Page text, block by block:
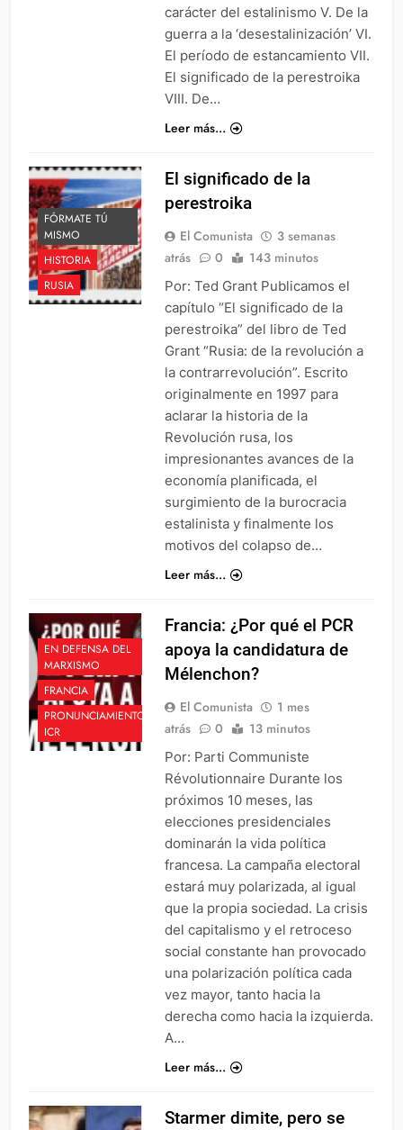
carácter del estalinismo V. De la
guerra a la ‘desestalinización’ VI.
El período de estancamiento VII.
El significado de la perestroika
VIII. De…
Leer más...
FÓRMATE TÚ
MISMO
HISTORIA
RUSIA
El significado de la
perestroika
El Comunista
3 semanas
atrás
0 143 minutos
Por: Ted Grant Publicamos el
capítulo “El significado de la
perestroika” del libro de Ted
Grant “Rusia: de la revolución a
la contrarrevolución”. Escrito
originalmente en 1997 para
aclarar la historia de la
Revolución rusa, los
impresionantes avances de la
economía planificada, el
surgimiento de la burocracia
estalinista y finalmente los
motivos del colapso de…
Leer más...
EN DEFENSA DEL
MARXISMO
FRANCIA
PRONUNCIAMIENTO
ICR
Francia: ¿Por qué el PCR
apoya la candidatura de
Mélenchon?
El Comunista
1 mes
atrás
0 13 minutos
Por: Parti Communiste
Révolutionnaire Durante los
próximos 10 meses, las
elecciones presidenciales
dominarán la vida política
francesa. La campaña electoral
estará muy polarizada, al igual
que la propia sociedad. La crisis
del capitalismo y el retroceso
social constante han provocado
una polarización política cada
vez mayor, tanto hacia la
derecha como hacia la izquierda.
A…
Leer más...
Starmer dimite, pero se